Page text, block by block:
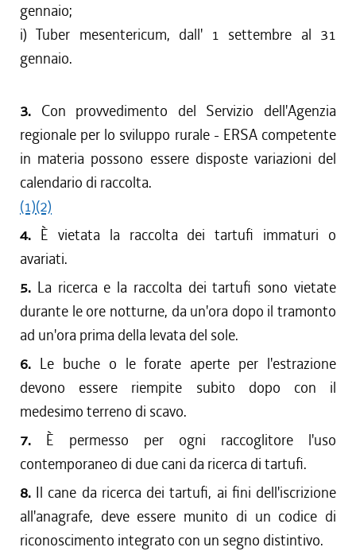
gennaio;
i) Tuber mesentericum, dall' 1 settembre al 31
gennaio.
3. Con provvedimento del Servizio dell'Agenzia
regionale per lo sviluppo rurale - ERSA competente
in materia possono essere disposte variazioni del
calendario di raccolta.
(1)(2)
4. È vietata la raccolta dei tartufi immaturi o
avariati.
5. La ricerca e la raccolta dei tartufi sono vietate
durante le ore notturne, da un'ora dopo il tramonto
ad un'ora prima della levata del sole.
6. Le buche o le forate aperte per l'estrazione
devono essere riempite subito dopo con il
medesimo terreno di scavo.
7. È permesso per ogni raccoglitore l'uso
contemporaneo di due cani da ricerca di tartufi.
8. Il cane da ricerca dei tartufi, ai fini dell'iscrizione
all'anagrafe, deve essere munito di un codice di
riconoscimento integrato con un segno distintivo.